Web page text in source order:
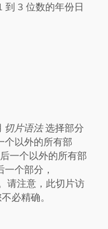
到 3 位数的年份日
切片语法选择部分
个以外的所有部
一个以外的所有部
一个部分，
请注意，此切片访
必精确。